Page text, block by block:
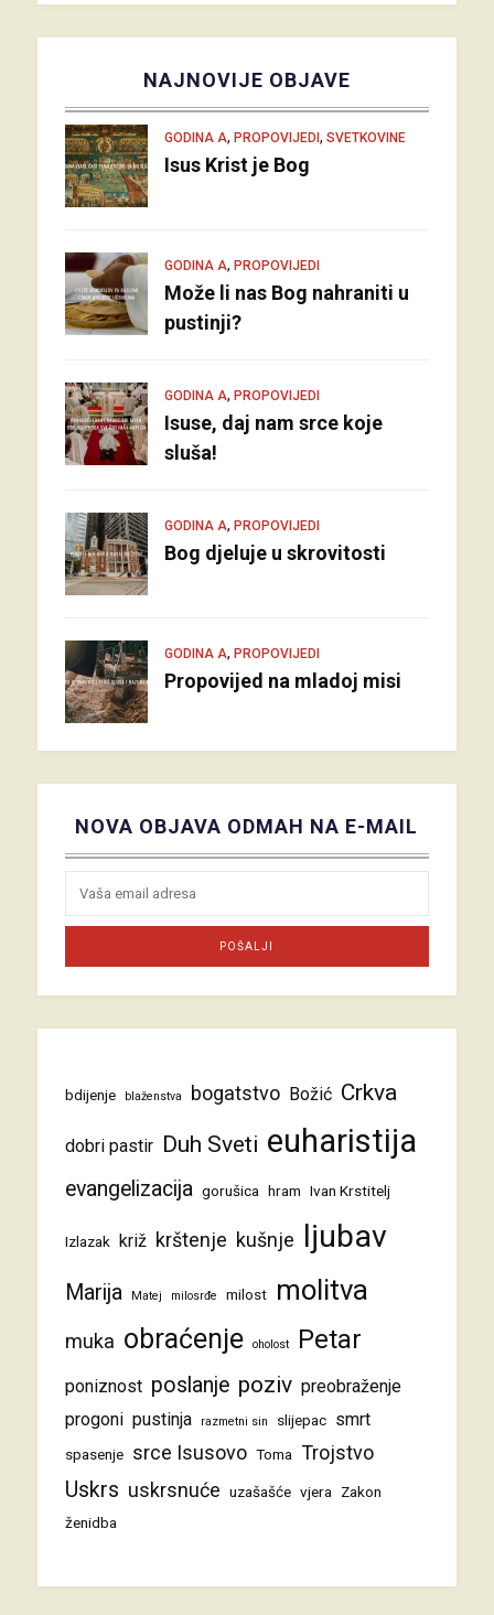
NAJNOVIJE OBJAVE
GODINA A, PROPOVIJEDI, SVETKOVINE
Isus Krist je Bog
GODINA A, PROPOVIJEDI
Može li nas Bog nahraniti u
pustinji?
GODINA A, PROPOVIJEDI
Isuse, daj nam srce koje
sluša!
GODINA A, PROPOVIJEDI
Bog djeluje u skrovitosti
GODINA A, PROPOVIJEDI
Propovijed na mladoj misi
NOVA OBJAVA ODMAH NA E-MAIL
bdijenje blaženstva bogatstvo Božić Crkva
dobri pastir Duh Sveti euharistija
evangelizacija gorušica hram Ivan Krstitelj
Izlazak križ krštenje kušnje ljubav
Marija Matej milosrđe milost molitva
muka obraćenje oholost Petar
poniznost poslanje poziv preobraženje
progoni pustinja razmetni sin slijepac smrt
spasenje srce Isusovo Toma Trojstvo
Uskrs uskrsnuće uzašašće vjera
Zakon
ženidba